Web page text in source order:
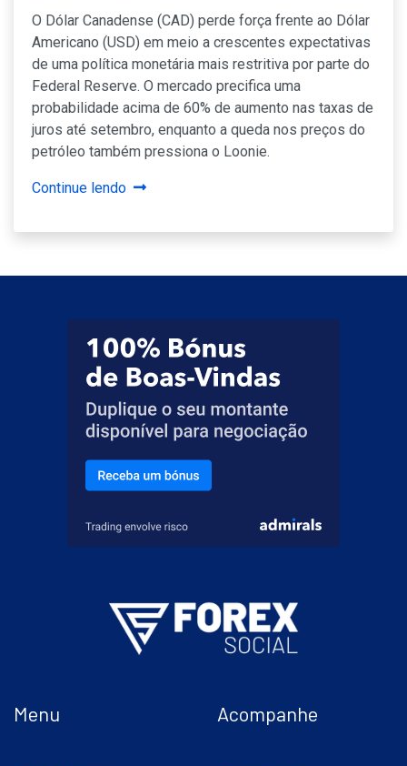
O Dólar Canadense (CAD) perde força frente ao Dólar
Americano (USD) em meio a crescentes expectativas
de uma política monetária mais restritiva por parte do
Federal Reserve. O mercado precifica uma
probabilidade acima de 60% de aumento nas taxas de
juros até setembro, enquanto a queda nos preços do
petróleo também pressiona o Loonie.
Continue lendo
Menu Acompanhe